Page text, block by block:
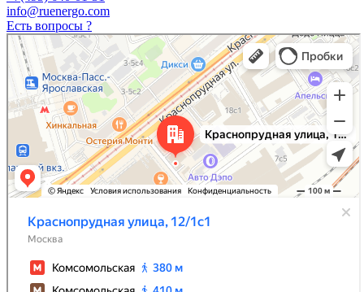
info@ruenergo.com
Есть вопросы ?